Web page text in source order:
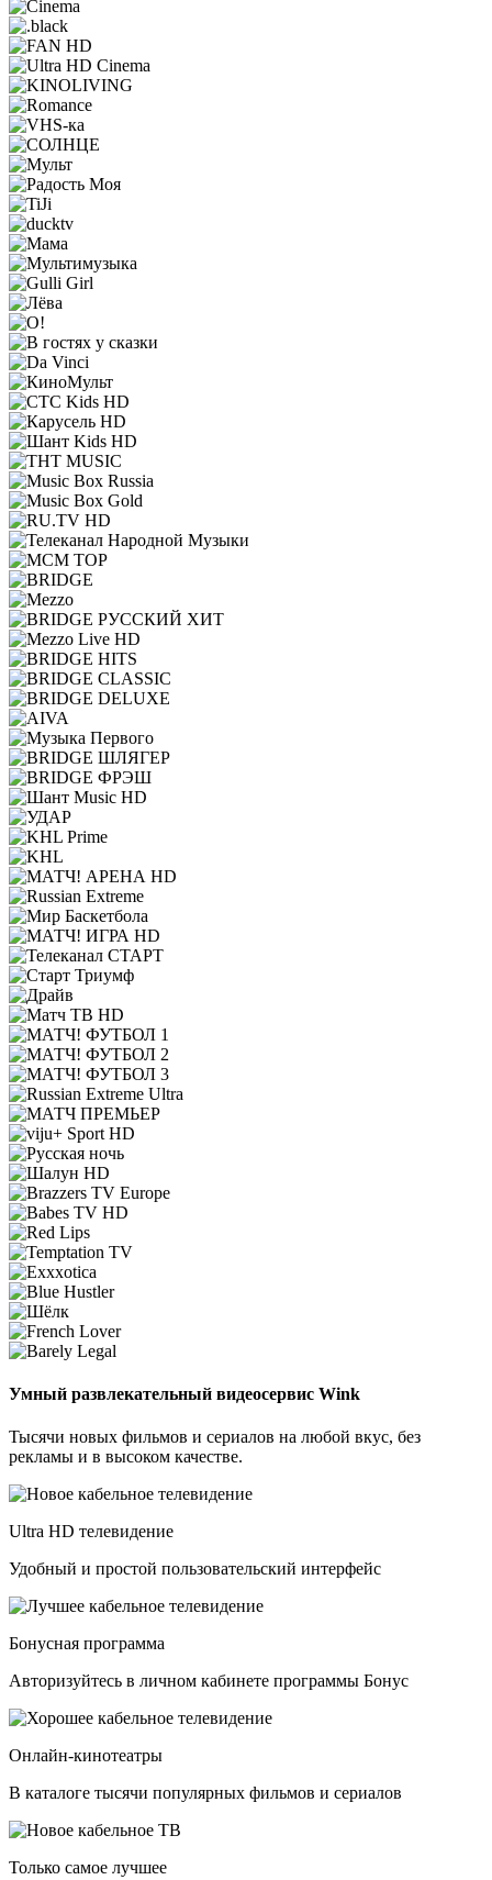
Умный развлекательный видеосервис Wink
Тысячи новых фильмов и сериалов на любой вкус, без
рекламы и в высоком качестве.
Ultra HD телевидение
Удобный и простой пользовательский интерфейс
Бонусная программа
Авторизуйтесь в личном кабинете программы Бонус
Онлайн-кинотеатры
В каталоге тысячи популярных фильмов и сериалов
Только самое лучшее